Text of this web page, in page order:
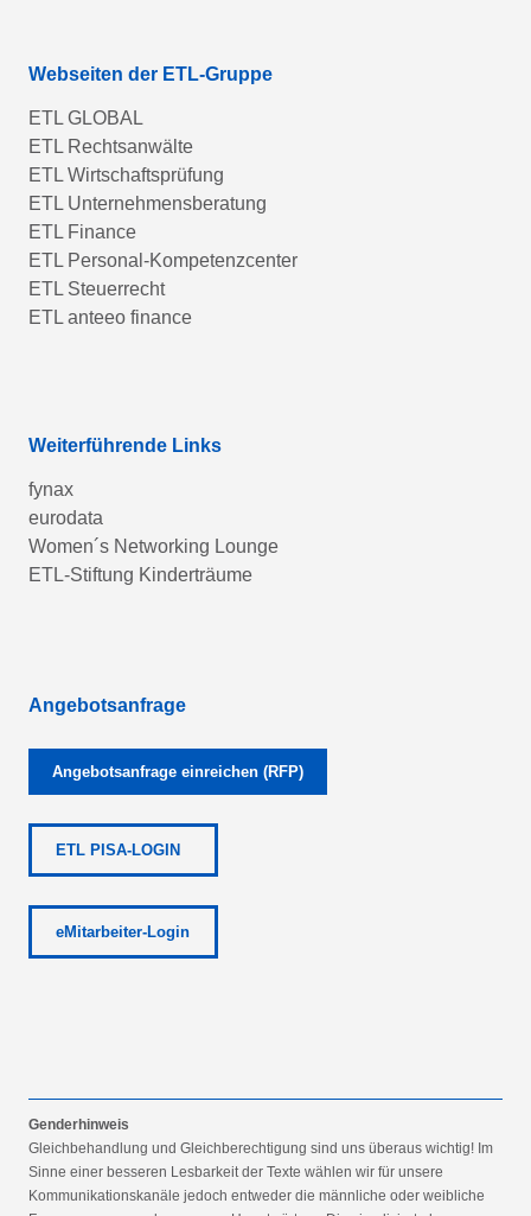
Webseiten der ETL-Gruppe
ETL GLOBAL
ETL Rechtsanwälte
ETL Wirtschaftsprüfung
ETL Unternehmensberatung
ETL Finance
ETL Personal-Kompetenzcenter
ETL Steuerrecht
ETL anteeo finance
Weiterführende Links
fynax
eurodata
Women´s Networking Lounge
ETL-Stiftung Kinderträume
Angebotsanfrage
Angebotsanfrage einreichen (RFP)
ETL PISA-LOGIN
eMitarbeiter-Login
Genderhinweis
Gleichbehandlung und Gleichberechtigung sind uns überaus wichtig! Im
Sinne einer besseren Lesbarkeit der Texte wählen wir für unsere
Kommunikationskanäle jedoch entweder die männliche oder weibliche